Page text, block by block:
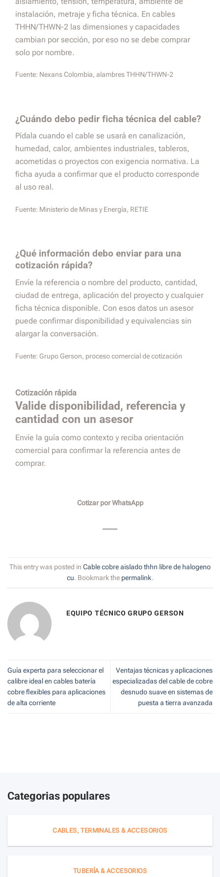
instalación, metraje y ficha técnica. En cables
THHN/THWN-2 las dimensiones y capacidades
cambian por sección, por eso no se debe comprar
solo por nombre.
Fuente: Nexans Colombia, alambres THHN/THWN-2
¿Cuándo debo pedir ficha técnica del cable?
Pídala cuando el cable se usará en canalización,
humedad, calor, ambientes industriales, tableros,
acometidas o proyectos con exigencia normativa. La
ficha ayuda a confirmar que el producto corresponde
al uso real.
Fuente: Ministerio de Minas y Energía, RETIE
¿Qué información debo enviar para una
cotización rápida?
Envíe la referencia o nombre del producto, cantidad,
ciudad de entrega, aplicación del proyecto y cualquier
ficha técnica disponible. Con esos datos un asesor
puede confirmar disponibilidad y equivalencias sin
alargar la conversación.
Fuente: Grupo Gerson, proceso comercial de cotización
Cotización rápida
Valide disponibilidad, referencia y
cantidad con un asesor
Envíe la guía como contexto y reciba orientación
comercial para confirmar la referencia antes de
comprar.
Cotizar por WhatsApp
This entry was posted in Cable cobre aislado thhn libre de halogeno
cu. Bookmark the permalink.
EQUIPO TÉCNICO GRUPO GERSON
Guía experta para seleccionar el
calibre ideal en cables batería
cobre flexibles para aplicaciones
de alta corriente
Ventajas técnicas y aplicaciones
especializadas del cable de cobre
desnudo suave en sistemas de
puesta a tierra avanzada
Categorias populares
CABLES, TERMINALES & ACCESORIOS
TUBERÍA & ACCESORIOS